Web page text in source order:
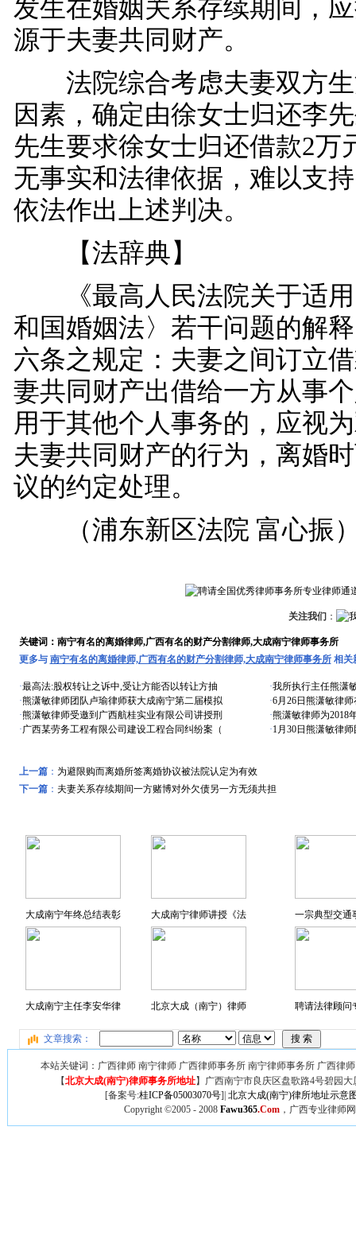
发生在婚姻关系存续期间，
源于夫妻共同财产。
法院综合考虑夫妻双方生
因素，确定由徐女士归还李
先生要求徐女士归还借款2万
无事实和法律依据，难以支
依法作出上述判决。
【法辞典】
《最高人民法院关于适用
和国婚姻法〉若干问题的解
六条之规定：夫妻之间订立
妻共同财产出借给一方从事
用于其他个人事务的，应视
夫妻共同财产的行为，离婚
议的约定处理。
（浦东新区法院 富心振
关注我们 ：
关键词：南宁有名的离婚律师,广西有名的财产分割律师,大成南宁律师事务所
更多与 南宁有名的离婚律师,广西有名的财产分割律师,大成南宁律师事务所相关
·最高法:股权转让之诉中,受让方能否以转让方抽 ·我所执行主任熊潇
·熊潇敏律师团队卢瑜律师获大成南宁第二届模拟 ·6月26日熊潇敏律
·熊潇敏律师受邀到广西航桂实业有限公司讲授刑 ·熊潇敏律师为2018
·广西某劳务工程有限公司建设工程合同纠纷案（ ·1月30日熊潇敏律
上一篇： 为避限购而离婚所签离婚协议被法院认定为有效
下一篇： 夫妻关系存续期间一方赌博对外欠债另一方无须共担
大成南宁年终总结表彰 大成南宁律师讲授《法
大成南宁主任李安华律 北京大成（南宁）律师
一宗典型交通
聘请法律顾问
文章搜索：
本站关键词：广西律师 南宁律师 广西律师事务所 南宁律师事务所 广西律
【北京大成(南宁)律师事务所地址】广西南宁市良庆区盘歌路4号碧园
[备案号:桂ICP备05003070号]| 北京大成(南宁)律所地址示意
Copyright ©2005 - 2008 Fawu365.Com，广西专业律师